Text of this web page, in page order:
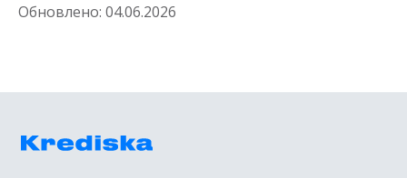
Обновлено: 04.06.2026